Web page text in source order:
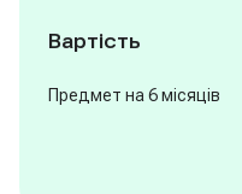
Вартість
Предмет на 6 місяців